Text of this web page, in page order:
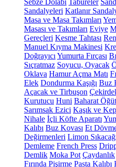
Sebze Dolabı Tabureler
Sandalyeleri Katlanır
Masa ve Masa Takımları
Masası ve Takımları Eviye
Gereçleri Kesme Tahtası
Manuel Kıyma Makinesi
Doğrayıcı Yumurta Fırçası
Sıçratmaz Soyucu, Oyacak
Oklava Hamur Açma Matı
Elek Dondurma Kaşığı Buz
Açacak ve Tirbuşon
Kurutucu Huni Baharat
Sarımsak Ezici Kaşık ve
Nihale İçli Köfte Aparatı
Kalıbı Buz Kovası Et
Değirmenleri Limon
Demleme French Press
Demlik Moka Pot Çaydanlık
Fırında Pişirme Pasta Kalıbı